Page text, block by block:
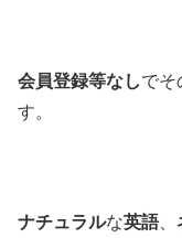
会員登録等なしでそ
す。
ナチュラルな英語、